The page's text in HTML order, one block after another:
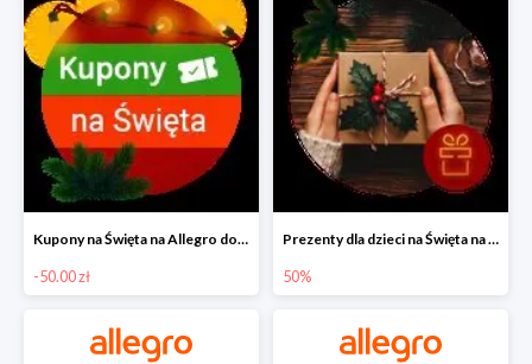
Kupony na Święta na Allegro do -50 zł
-50.00 zł
Prezenty dla dzieci na Święta na Allegro do -50%
50%